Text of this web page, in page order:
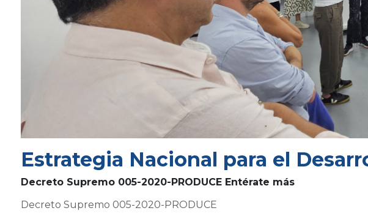
Estrategia Nacional para el
Decreto Supremo 005-2020-PRODUCE Entérate más
Decreto Supremo 005-2020-PRODUCE